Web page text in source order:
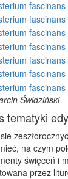
Świdziński
tematyki
na czym
święceń i
przez